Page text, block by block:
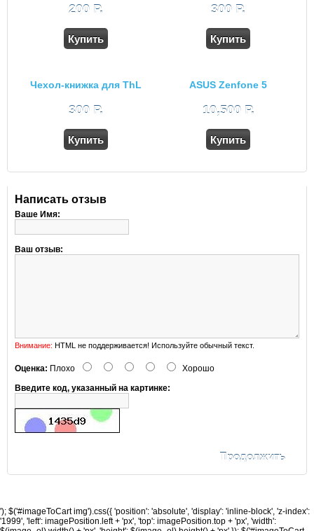
200 Р.
Купить
300 Р.
Купить
Чехол-книжка для ThL
300 Р.
Купить
ASUS Zenfone 5
10,500 Р.
Купить
Написать отзыв
Ваше Имя:
Ваш отзыв:
Внимание: HTML не поддерживается! Используйте обычный текст.
Оценка: Плохо
Хорошо
Введите код, указанный на картинке:
Продолжить
'); $('#imageToCart img').css({ 'position': 'absolute', 'display': 'inline-block', 'z-index':
'1999', 'left': imagePosition.left + 'px', 'top': imagePosition.top + 'px', 'width':